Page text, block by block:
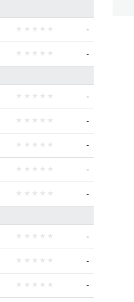
-
-
-
-
-
-
-
-
-
-